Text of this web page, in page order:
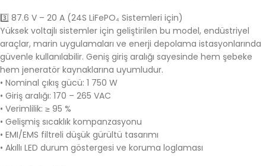
3️⃣ 87.6 V – 20 A (24S LiFePO₄ Sistemleri için)
Yüksek voltajlı sistemler için geliştirilen bu model, endüstriyel
araçlar, marin uygulamaları ve enerji depolama istasyonlarında
güvenle kullanılabilir. Geniş giriş aralığı sayesinde hem şebeke
hem jeneratör kaynaklarına uyumludur.
• Nominal çıkış gücü: 1 750 W
• Giriş aralığı: 170 – 265 VAC
• Verimlilik: ≥ 95 %
• Gelişmiş sıcaklık kompanzasyonu
• EMI/EMS filtreli düşük gürültü tasarımı
• Akıllı LED durum göstergesi ve koruma loglaması